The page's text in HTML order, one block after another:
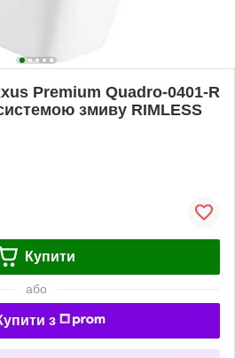
Premium Quadro-0401-R
змиву RIMLESS
Купити
або
з